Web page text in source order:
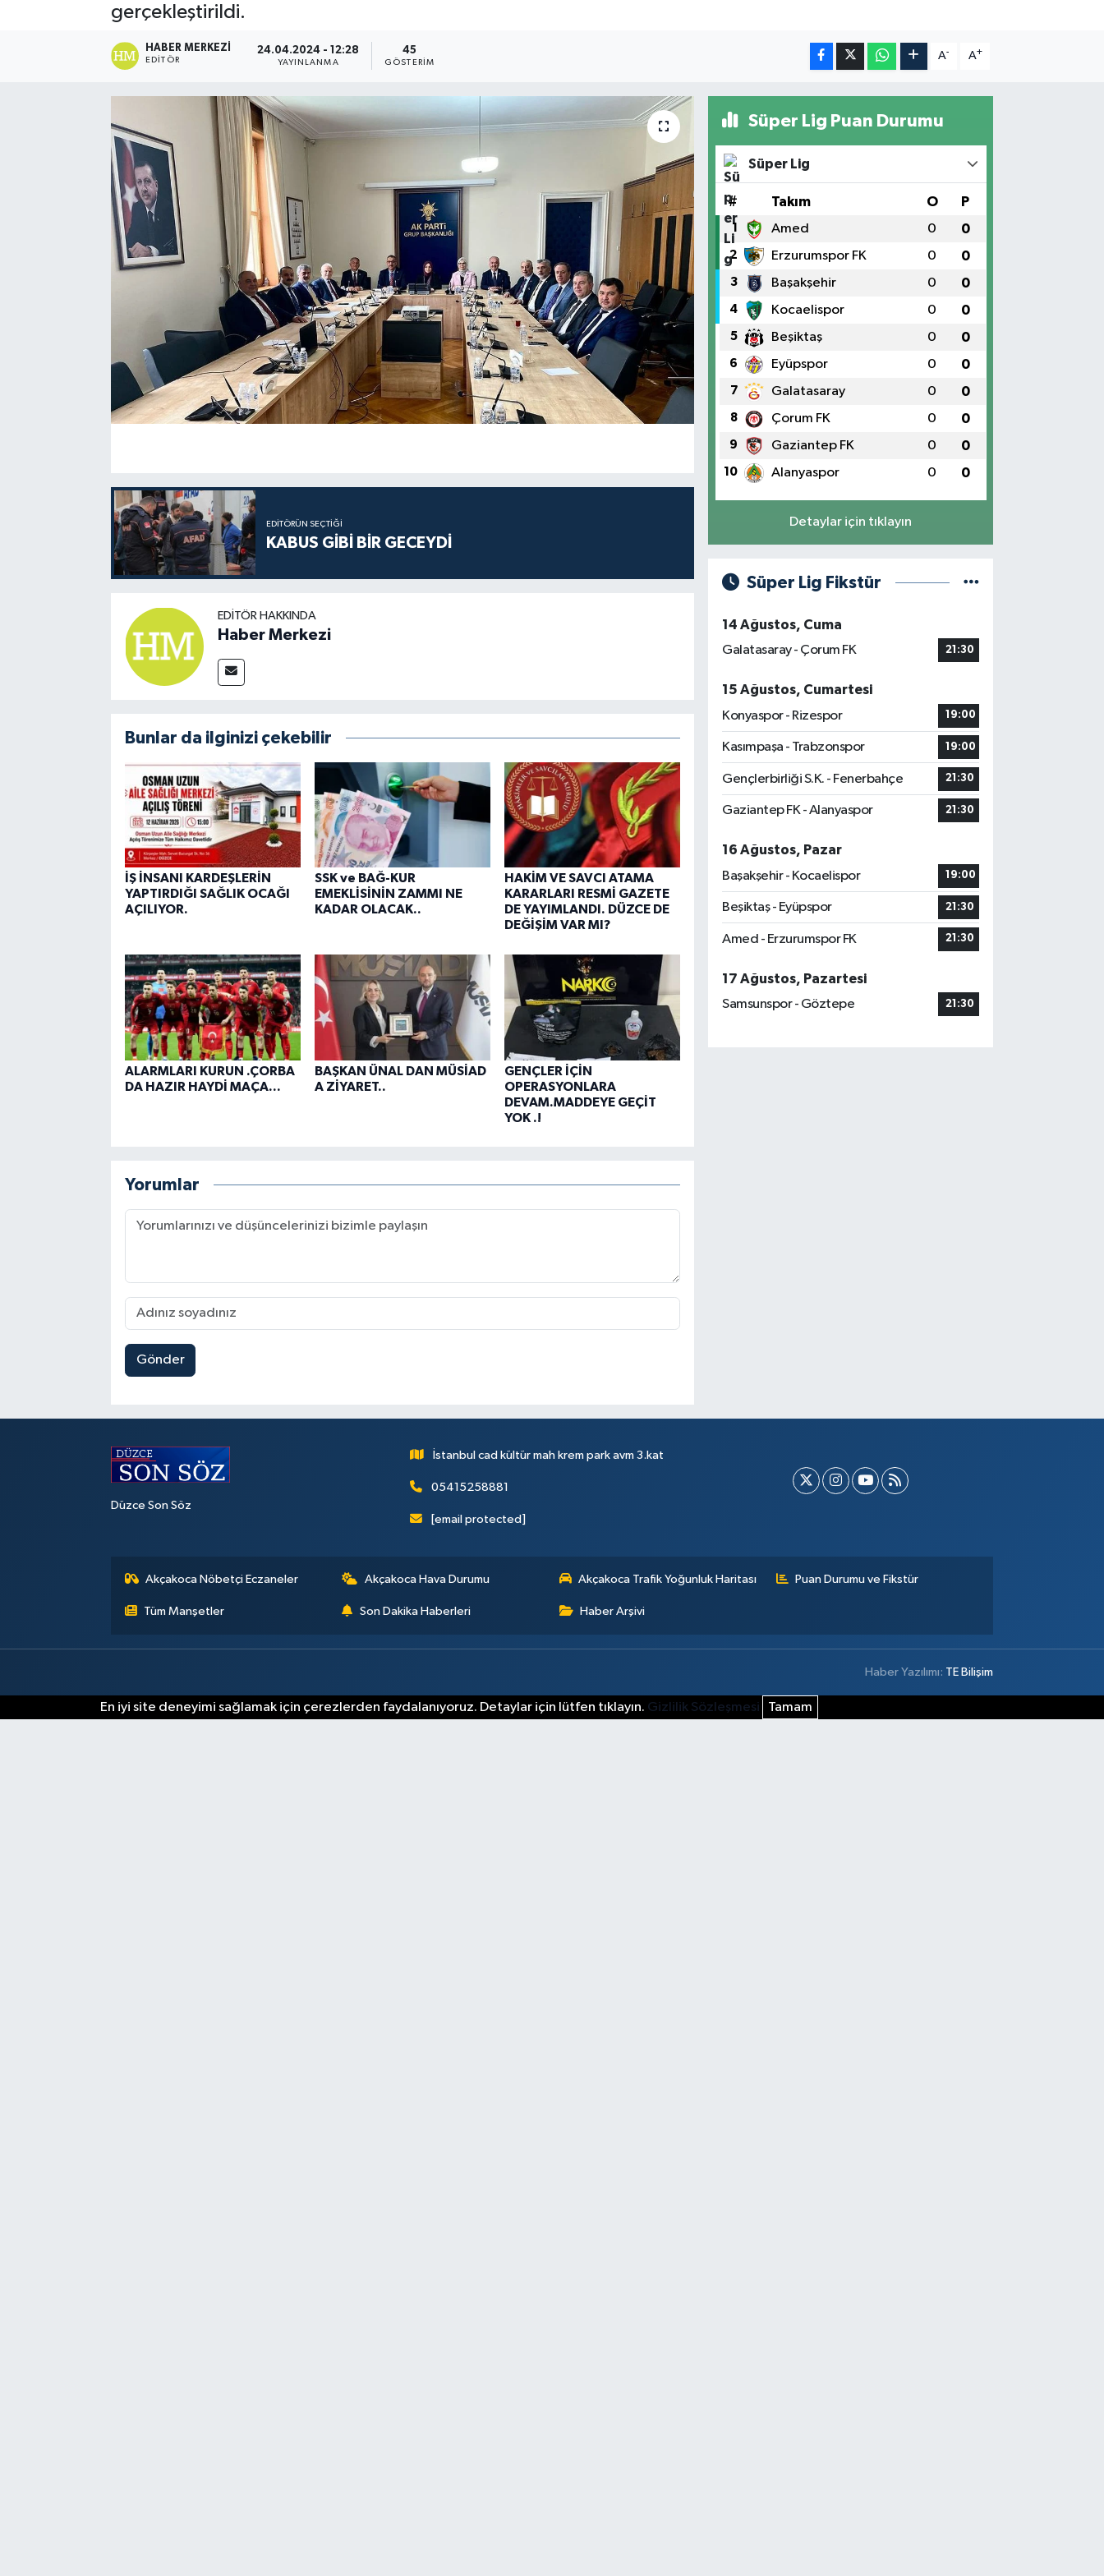
gerçekleştirildi.
HABER MERKEZI
EDITÖR
24.04.2024 - 12:28
YAYINLANMA
45
GÖSTERIM
A- A+
EDITÖRÜN SEÇTIĞI
KABUS GİBİ BİR GECEYDİ
EDITÖR HAKKINDA
Haber Merkezi
Bunlar da ilginizi çekebilir
İŞ İNSANI KARDEŞLERİN
YAPTIRDIĞI SAĞLIK OCAĞI
AÇILIYOR.
SSK ve BAĞ-KUR
EMEKLİSİNİN ZAMMI NE
KADAR OLACAK..
HAKİM VE SAVCI ATAMA
KARARLARI RESMİ GAZETE
DE YAYIMLANDI. DÜZCE DE
DEĞİŞİM VAR MI?
ALARMLARI KURUN .ÇORBA
DA HAZIR HAYDİ MAÇA...
BAŞKAN ÜNAL DAN MÜSİAD
A ZİYARET..
GENÇLER İÇİN
OPERASYONLARA
DEVAM.MADDEYE GEÇİT
YOK .!
Yorumlar
Gönder
Süper Lig Puan Durumu
Süper Lig
# Takım O P
1 Amed 0 0
2 Erzurumspor FK 0 0
3 Başakşehir 0 0
4 Kocaelispor 0 0
5 Beşiktaş 0 0
6 Eyüpspor 0 0
7 Galatasaray 0 0
8 Çorum FK 0 0
9 Gaziantep FK 0 0
10 Alanyaspor 0 0
Detaylar için tıklayın
Süper Lig Fikstür
14 Ağustos, Cuma
Galatasaray - Çorum FK
21:30
15 Ağustos, Cumartesi
Konyaspor - Rizespor
19:00
Kasımpaşa - Trabzonspor 19:00
Gençlerbirliği S.K. - Fenerbahçe 21:30
Gaziantep FK - Alanyaspor 21:30
16 Ağustos, Pazar
Başakşehir - Kocaelispor
19:00
Beşiktaş - Eyüpspor 21:30
Amed - Erzurumspor FK 21:30
17 Ağustos, Pazartesi
Samsunspor - Göztepe
21:30
Düzce Son Söz
İstanbul cad kültür mah krem park avm 3.kat
05415258881
[email protected]
Akçakoca Nöbetçi Eczaneler Akçakoca Hava Durumu Akçakoca Trafik Yoğunluk Haritası Puan Durumu ve Fikstür
Tüm Manşetler Son Dakika Haberleri Haber Arşivi
Haber Yazılımı: TE Bilişim
En iyi site deneyimi sağlamak için çerezlerden faydalanıyoruz. Detaylar için lütfen tıklayın. Gizlilik Sözleşmesi Tamam